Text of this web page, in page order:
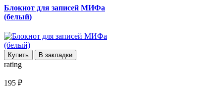
Блокнот для записей МИФа
(белый)
Купить В закладки
rating
195 ₽